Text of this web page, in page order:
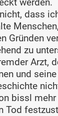
werden.
dass
Gründen
zu
Arzt,
und seine
bissl mehr
Tod